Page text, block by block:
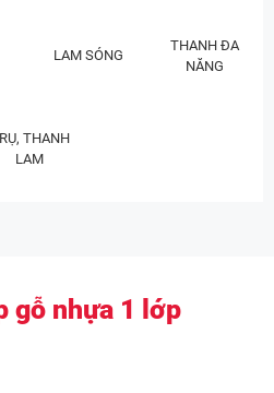
LAM SÓNG
THANH ĐA
NĂNG
THANH
LAM
gỗ nhựa 1 lớp